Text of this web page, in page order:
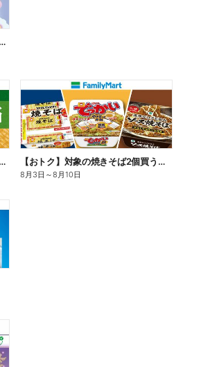
販売】シルバニアファミリー
尽くし】ご予約弁当 【おトク】対象の焼きそば2個買うと100円引き!
8月3日 ～8月10日